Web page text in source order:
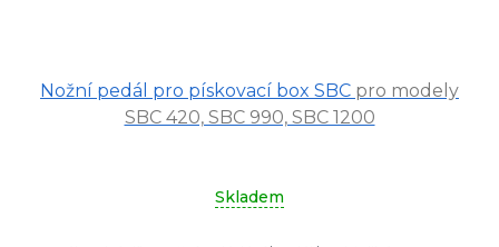
Nožní pedál pro pískovací box SBC pro modely
SBC 420, SBC 990, SBC 1200
Skladem